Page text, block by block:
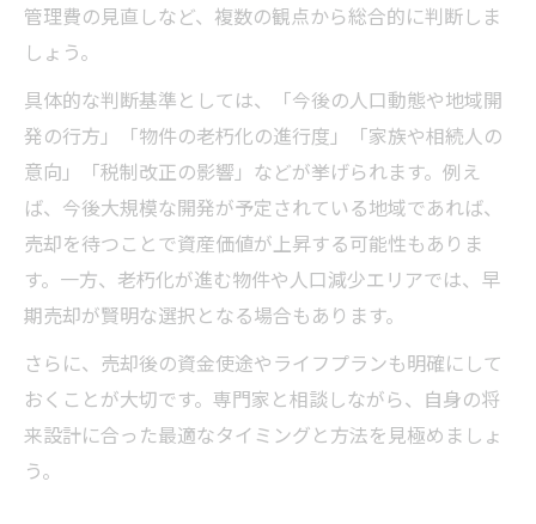
管理費の見直しなど、複数の観点から総合的に判断しま
しょう。
具体的な判断基準としては、「今後の人口動態や地域開
発の行方」「物件の老朽化の進行度」「家族や相続人の
意向」「税制改正の影響」などが挙げられます。例え
ば、今後大規模な開発が予定されている地域であれば、
売却を待つことで資産価値が上昇する可能性もありま
す。一方、老朽化が進む物件や人口減少エリアでは、早
期売却が賢明な選択となる場合もあります。
さらに、売却後の資金使途やライフプランも明確にして
おくことが大切です。専門家と相談しながら、自身の将
来設計に合った最適なタイミングと方法を見極めましょ
う。